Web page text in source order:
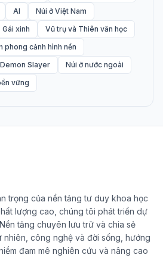
AI
Núi ở Việt Nam
Gái xinh
Vũ trụ và Thiên văn học
phong cảnh hình nền
Demon Slayer
Núi ở nước ngoài
vững
trọng của nền tảng tư duy khoa học
lượng cao, chúng tôi phát triển dự
tảng chuyên lưu trữ và chia sẻ
công nghệ và đời sống, hướng
đam mê nghiên cứu và nâng cao